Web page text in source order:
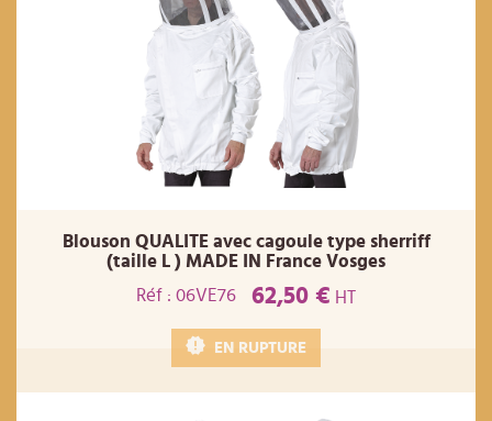
Blouson QUALITE avec cagoule type sherriff
(taille L ) MADE IN France Vosges
Réf : 06VE76
62,50 € HT
EN RUPTURE